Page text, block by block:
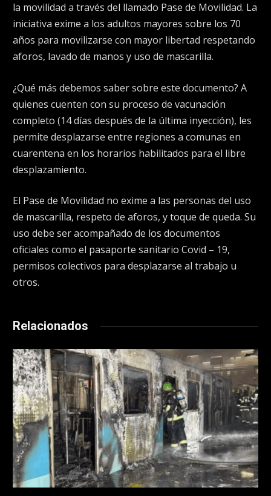
la movilidad a través del llamado Pase de Movilidad. La
iniciativa exime a los adultos mayores sobre los 70
años para movilizarse con mayor libertad respetando
aforos, lavado de manos y uso de mascarilla.
¿Qué más debemos saber sobre este documento? A
quienes cuenten con su proceso de vacunación
completo (14 días después de la última inyección), les
permite desplazarse entre regiones a comunas en
cuarentena en los horarios habilitados para el libre
desplazamiento.
El Pase de Movilidad no exime a las personas del uso
de mascarilla, respeto de aforos, y toque de queda. Su
uso debe ser acompañado de los documentos
oficiales como el pasaporte sanitario Covid – 19,
permisos colectivos para desplazarse al trabajo u
otros.
Relacionados